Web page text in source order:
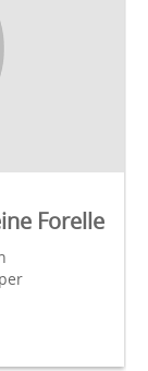
Forelle